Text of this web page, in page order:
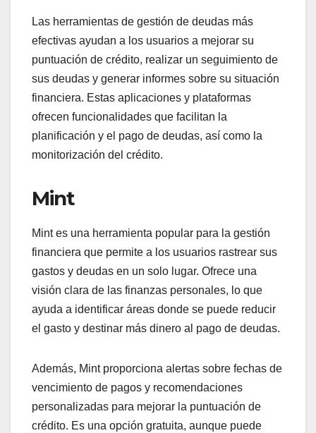
Las herramientas de gestión de deudas más
efectivas ayudan a los usuarios a mejorar su
puntuación de crédito, realizar un seguimiento de
sus deudas y generar informes sobre su situación
financiera. Estas aplicaciones y plataformas
ofrecen funcionalidades que facilitan la
planificación y el pago de deudas, así como la
monitorización del crédito.
Mint
Mint es una herramienta popular para la gestión
financiera que permite a los usuarios rastrear sus
gastos y deudas en un solo lugar. Ofrece una
visión clara de las finanzas personales, lo que
ayuda a identificar áreas donde se puede reducir
el gasto y destinar más dinero al pago de deudas.
Además, Mint proporciona alertas sobre fechas de
vencimiento de pagos y recomendaciones
personalizadas para mejorar la puntuación de
crédito. Es una opción gratuita, aunque puede